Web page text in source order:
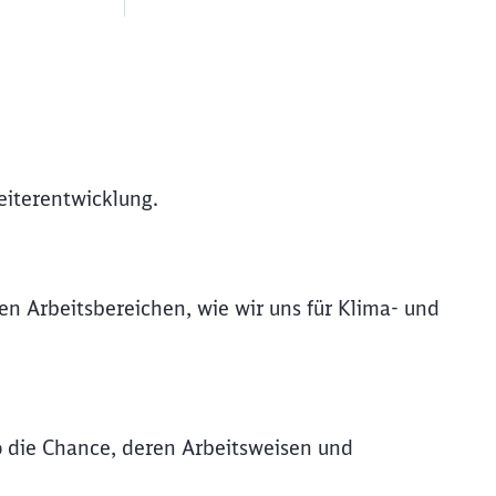
Arbeitsbereichen, wie wir uns für Klima- und
Chance, deren Arbeitsweisen und